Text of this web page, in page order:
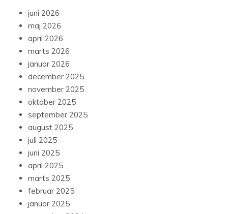
juni 2026
maj 2026
april 2026
marts 2026
januar 2026
december 2025
november 2025
oktober 2025
september 2025
august 2025
juli 2025
juni 2025
april 2025
marts 2025
februar 2025
januar 2025